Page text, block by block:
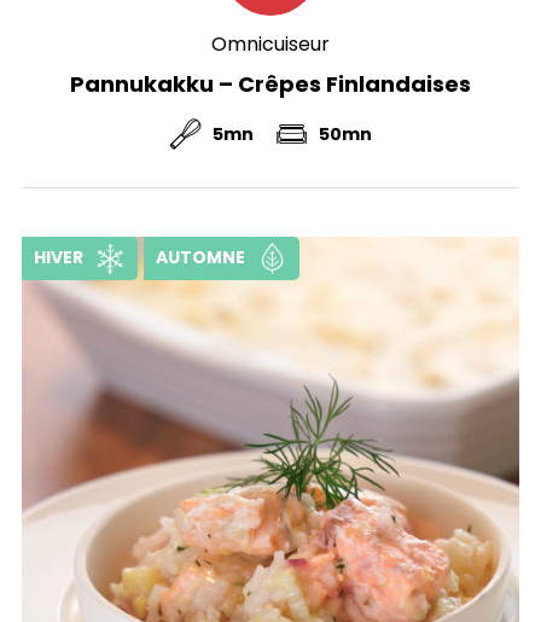
Omnicuiseur
Pannukakku – Crêpes Finlandaises
5mn 50mn
HIVER AUTOMNE